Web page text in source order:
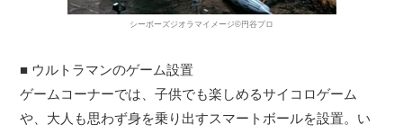
シーボーズジオラマイメージ©円谷プロ
■ ウルトラマンのゲーム設置
ゲームコーナーでは、子供でも楽しめるサイコロゲーム
や、大人も思わず身を乗り出すスマートボールを設置。い